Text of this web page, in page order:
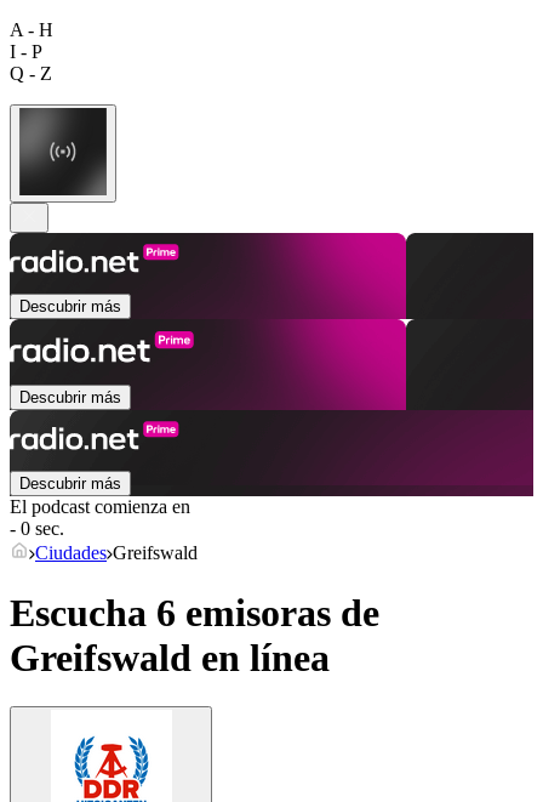
A - H
I - P
Q - Z
Descubrir más
Descubrir más
Descubrir más
El podcast comienza en
- 0 sec.
Ciudades Greifswald
Escucha 6 emisoras de
Greifswald en línea